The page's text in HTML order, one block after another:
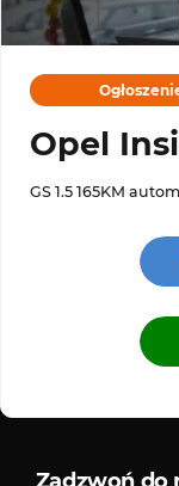
Opel
GS 1.5 165KM